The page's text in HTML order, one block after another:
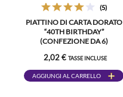
(5)
PIATTINO DI CARTA DORATO
“40TH BIRTHDAY”
(CONFEZIONE DA 6)
2,02 € TASSE INCLUSE
AGGIUNGI AL CARRELLO